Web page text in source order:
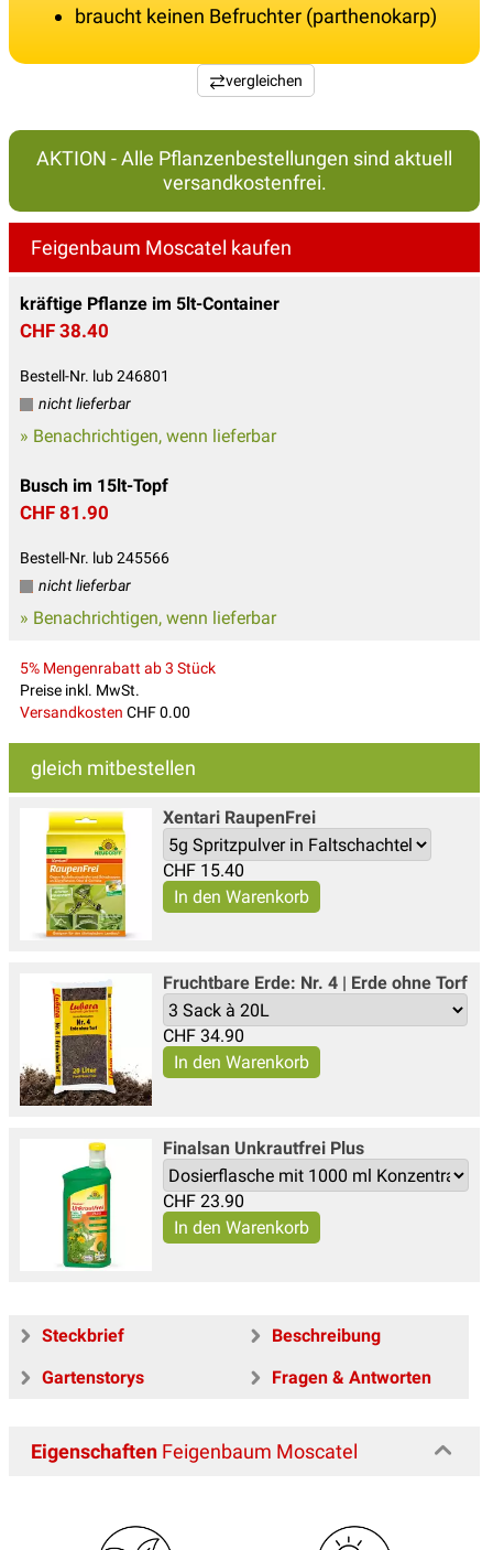
braucht keinen Befruchter (parthenokarp)
vergleichen
AKTION - Alle Pflanzenbestellungen sind aktuell
versandkostenfrei.
Feigenbaum Moscatel kaufen
kräftige Pflanze im 5lt-Container
CHF 38.40
Bestell-Nr. lub 246801
nicht lieferbar
» Benachrichtigen, wenn lieferbar
Busch im 15lt-Topf
CHF 81.90
Bestell-Nr. lub 245566
nicht lieferbar
» Benachrichtigen, wenn lieferbar
5% Mengenrabatt ab 3 Stück
Preise inkl. MwSt.
Versandkosten CHF 0.00
gleich mitbestellen
Xentari Raupen­Frei
CHF 15.40
Fruchtbare Erde: Nr. 4 | Erde ohne Torf
CHF 34.90
Finalsan Unkrautfrei Plus
CHF 23.90
Steckbrief
Beschreibung
Gartenstorys
Fragen & Antworten
Eigenschaften Feigenbaum Moscatel